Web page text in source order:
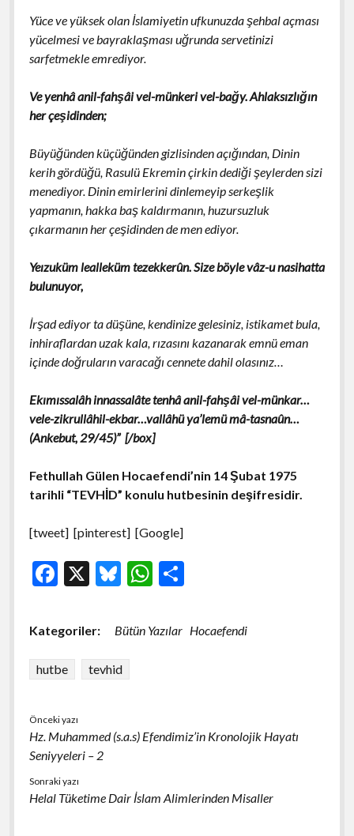
Yüce ve yüksek olan İslamiyetin ufkunuzda şehbal açması
yücelmesi ve bayraklaşması uğrunda servetinizi
sarfetmekle emrediyor.
Ve yenhâ anil-fahşâi vel-münkeri vel-bağy. Ahlaksızlığın
her çeşidinden;
Büyüğünden küçüğünden gizlisinden açığından, Dinin
kerih gördüğü, Rasulü Ekremin çirkin dediği şeylerden sizi
menediyor. Dinin emirlerini dinlemeyip serkeşlik
yapmanın, hakka baş kaldırmanın, huzursuzluk
çıkarmanın her çeşidinden de men ediyor.
Yeızuküm lealleküm tezekkerûn. Size böyle vâz-u nasihatta
bulunuyor,
İrşad ediyor ta düşüne, kendinize gelesiniz, istikamet bula,
inhiraflardan uzak kala, rızasını kazanarak emnü eman
içinde doğruların varacağı cennete dahil olasınız…
Ekımıssalâh innassalâte tenhâ anil-fahşâi vel-münkar…
vele-zikrullâhil-ekbar…vallâhü ya’lemü mâ-tasnaûn…
(Ankebut, 29/45)” [/box]
Fethullah Gülen Hocaefendi’nin 14 Şubat 1975
tarihli “TEVHİD” konulu hutbesinin deşifresidir.
[tweet] [pinterest] [Google]
F
e
o
k
X Bl
es
W
at
p
S
ar
Kategoriler: Bütün Yazılar Hocaefendi
hutbe tevhid
Önceki yazı
Hz. Muhammed (s.a.s) Efendimiz’in Kronolojik Hayatı
Seniyyeleri – 2
Sonraki yazı
Helal Tüketime Dair İslam Alimlerinden Misaller